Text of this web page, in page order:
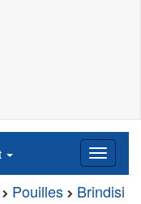
Pouilles Brindisi